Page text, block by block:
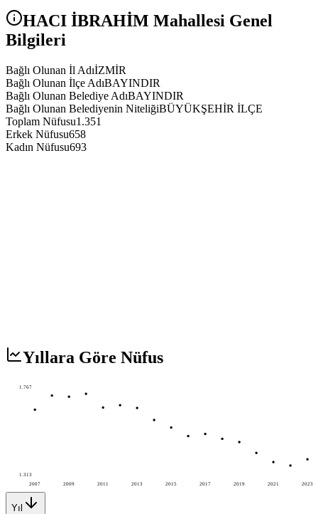
HACI İBRAHİM Mahallesi Genel
Bilgileri
Bağlı Olunan İl AdıİZMİR
Bağlı Olunan İlçe AdıBAYINDIR
Bağlı Olunan Belediye AdıBAYINDIR
Bağlı Olunan Belediyenin NiteliğiBÜYÜKŞEHİR İLÇE
Toplam Nüfusu1.351
Erkek Nüfusu658
Kadın Nüfusu693
Yıllara Göre Nüfus
2007 2009 2011 2013 2015 2017 2019 2021 2023
1.767
1.313
Yıl